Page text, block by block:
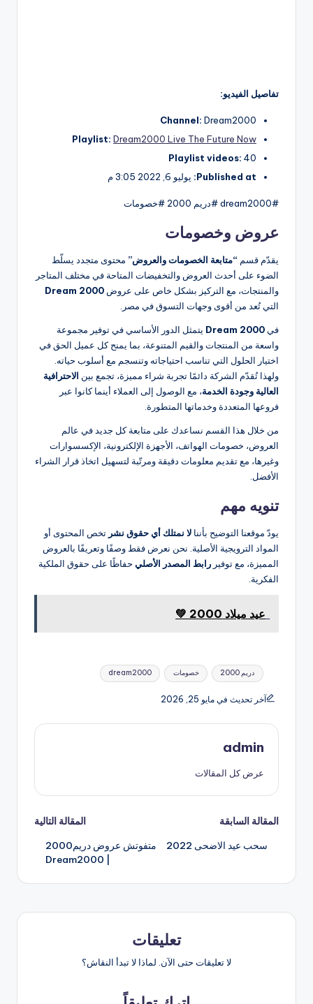
تفاصيل الفيديو:
Channel: Dream2000
Playlist: Dream2000 Live The Future Now
Playlist videos: 40
Published at: يوليو 6, 2022 3:05 م
#dream2000 #دريم 2000 #خصومات
عروض وخصومات
يقدّم قسم “متابعة الخصومات والعروض” محتوى متجدد يسلّط
الضوء على أحدث العروض والتخفيضات المتاحة في مختلف المتاجر
والمنتجات، مع التركيز بشكل خاص على عروض Dream 2000
التي تُعد من أقوى وجهات التسوق في مصر.
في Dream 2000 يتمثل الدور الأساسي في توفير مجموعة
واسعة من المنتجات والقيم المتنوعة، بما يمنح كل عميل الحق في
اختيار الحلول التي تناسب احتياجاته وتنسجم مع أسلوب حياته.
ولهذا تُقدّم الشركة دائمًا تجربة شراء مميزة، تجمع بين الاحترافية
العالية وجودة الخدمة، مع الوصول إلى العملاء أينما كانوا عبر
فروعها المتعددة وخدماتها المتطورة.
من خلال هذا القسم نساعدك على متابعة كل جديد في عالم
العروض، خصومات الهواتف، الأجهزة الإلكترونية، الإكسسوارات
وغيرها، مع تقديم معلومات دقيقة ومرتّبة لتسهيل اتخاذ قرار الشراء
الأفضل.
تنويه مهم
يودّ موقعنا التوضيح بأننا لا نمتلك أي حقوق نشر تخص المحتوى أو
المواد الترويجية الأصلية. نحن نعرض فقط وصفًا وتعريفًا بالعروض
المميزة، مع توفير رابط المصدر الأصلي حفاظًا على حقوق الملكية
الفكرية.
عيد ميلاد 2000 💚
العلامات: dream2000 خصومات دريم 2000
آخر تحديث في مايو 25, 2026
admin
عرض كل المقالات
تصفّح
المقالات
المقالة السابقة
سحب عيد الاضحى 2022
المقالة التالية
متفوتش عروض دريم2000
تعليقات
لا تعليقات حتى الآن. لماذا لا تبدأ النقاش؟